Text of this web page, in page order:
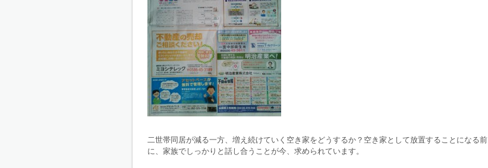
二世帯同居が減る一方、増え続けていく空き家をどうするか？空き家として放置することになる前
に、家族でしっかりと話し合うことが今、求められています。